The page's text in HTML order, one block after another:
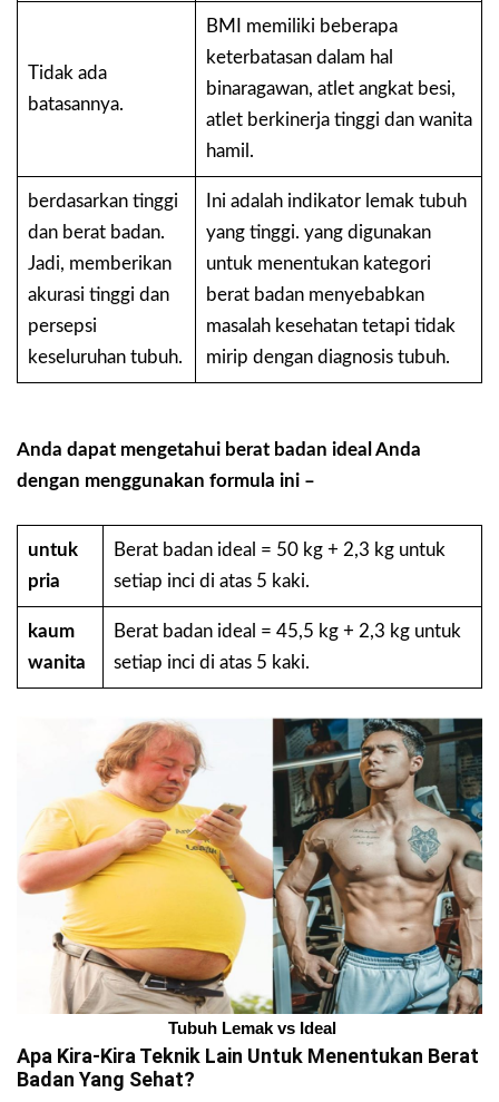
Tidak ada
batasannya.
BMI memiliki beberapa
keterbatasan dalam hal
binaragawan, atlet angkat besi,
atlet berkinerja tinggi dan wanita
hamil.
berdasarkan tinggi
dan berat badan.
Jadi, memberikan
akurasi tinggi dan
persepsi
keseluruhan tubuh.
Ini adalah indikator lemak tubuh
yang tinggi. yang digunakan
untuk menentukan kategori
berat badan menyebabkan
masalah kesehatan tetapi tidak
mirip dengan diagnosis tubuh.
Anda dapat mengetahui berat badan ideal Anda
dengan menggunakan formula ini –
untuk
pria
Berat badan ideal = 50 kg + 2,3 kg untuk
setiap inci di atas 5 kaki.
kaum
wanita
Berat badan ideal = 45,5 kg + 2,3 kg untuk
setiap inci di atas 5 kaki.
Tubuh Lemak vs Ideal
Apa Kira-Kira Teknik Lain Untuk Menentukan Berat
Badan Yang Sehat?